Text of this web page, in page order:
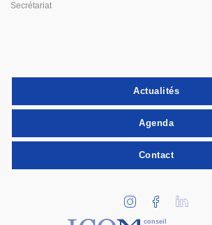
Secrétariat
Actualités
Agenda
Contact
conseil